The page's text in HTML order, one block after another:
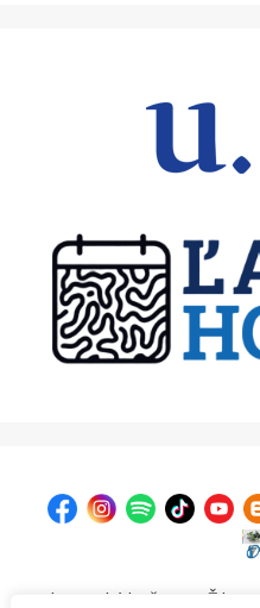
| Krajská knižnica v Žiline,